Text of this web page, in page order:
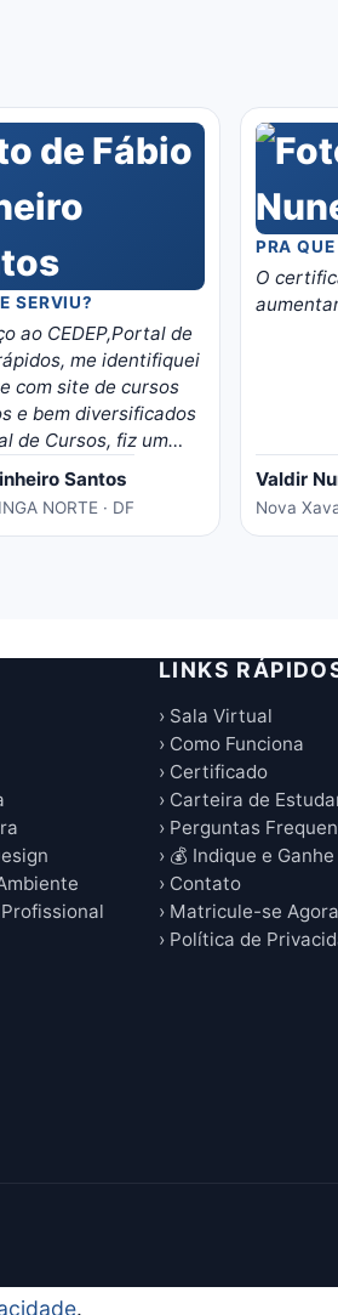
SERVIU?
ao CEDEP,Portal de
me identifiquei
com site de cursos
e bem diversificados
de Cursos, fiz um
manutenção em
moro em Brasilia,
boas
separado por
matérias, recomendo
é instrutivo e traz
Santos
NORTE · DF
PRA
O
Valdir
Nova
LINKS
› Sala Virtual
› Como Funciona
› Certificado
› Carteira de
› Perguntas
› 💰 Indique e Ganhe
› Contato
› Matricule-se Agora
› Política de
.